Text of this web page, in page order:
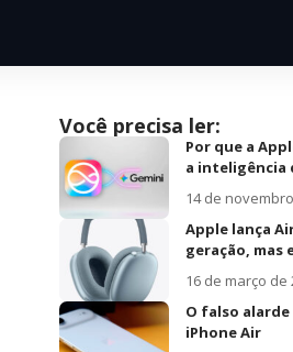
Você precisa ler:
Por que a
a inteligência
14 de
Apple lança
geração, mas
16 de março de
O falso
iPhone Air